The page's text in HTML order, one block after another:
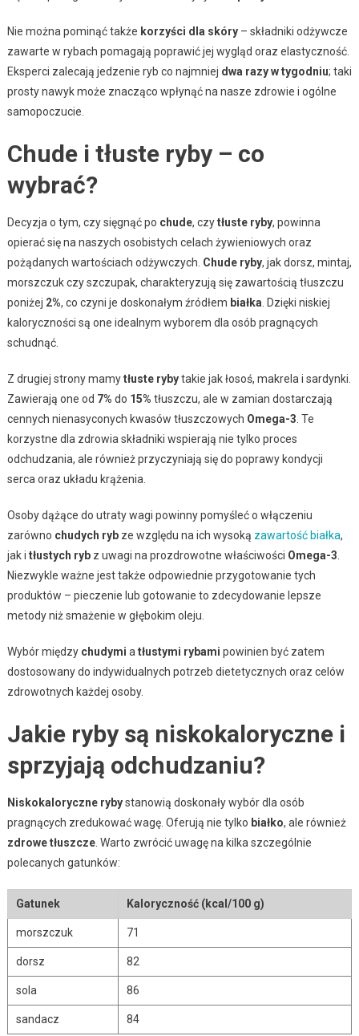
Nie można pominąć także korzyści dla skóry– składniki odżywcze
zawarte w rybach pomagają poprawić jej wygląd oraz elastyczność.
Eksperci zalecają jedzenie ryb co najmniej dwa razy w tygodniu; taki
prosty nawyk może znacząco wpłynąć na nasze zdrowie i ogólne
samopoczucie.
Chude i tłuste ryby – co
wybrać?
Decyzja o tym, czy sięgnąć po chude, czytłuste ryby, powinna
opierać się na naszych osobistych celach żywieniowych oraz
pożądanych wartościach odżywczych. Chude ryby, jak dorsz, mintaj,
morszczuk czy szczupak, charakteryzują się zawartością tłuszczu
poniżej 2%, co czyni je doskonałym źródłem białka . Dzięki niskiej
kaloryczności są one idealnym wyborem dla osób pragnących
schudnąć.
Z drugiej strony mamytłuste rybytakie jak łosoś, makrela i sardynki.
Zawierają one od 7% do 15% tłuszczu, ale w zamian dostarczają
cennych nienasyconych kwasów tłuszczowych Omega-3 . Te
korzystne dla zdrowia składniki wspierają nie tylko proces
odchudzania, ale również przyczyniają się do poprawy kondycji
serca oraz układu krążenia.
Osoby dążące do utraty wagi powinny pomyśleć o włączeniu
zarówno chudych rybze względu na ich wysoką zawartość białka,
jak i tłustych rybz uwagi na prozdrowotne właściwości Omega-3
Niezwykle ważne jest także odpowiednie przygotowanie tych
produktów – pieczenie lub gotowanie to zdecydowanie lepsze
metody niż smażenie w głębokim oleju.
Wybór między chudymi a tłustymi rybami powinien być zatem
dostosowany do indywidualnych potrzeb dietetycznych oraz celów
zdrowotnych każdej osoby.
Jakie ryby są niskokaloryczne i
sprzyjają odchudzaniu?
Niskokaloryczne rybystanowią doskonały wybór dla osób
pragnących zredukować wagę. Oferują nie tylko białko, ale również
zdrowe tłuszcze. Warto zwrócić uwagę na kilka szczególnie
polecanych gatunków:
Gatunek Kaloryczność (kcal/100 g)
morszczuk 71
dorsz 82
sola 86
sandacz 84